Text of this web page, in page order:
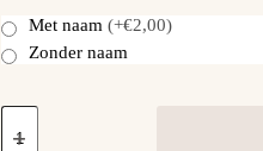
Met naam (+€2,00)
Zonder naam
Slabbetje
Olifant